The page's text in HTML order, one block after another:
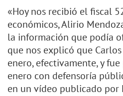
«Hoy nos recibió el fiscal
económicos, Alirio
la información que podía
que nos explicó que
enero, efectivamente, y
enero con defensoría
en un vídeo publicado por